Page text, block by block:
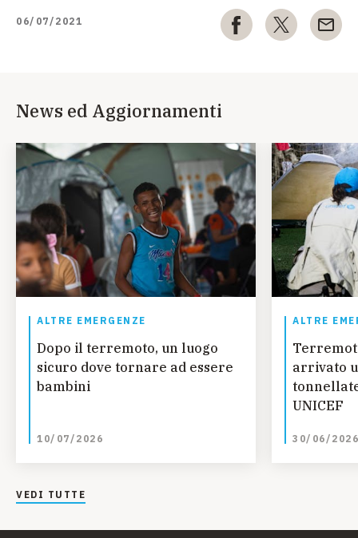
06/07/2021
News ed Aggiornamenti
ALTRE EMERGENZE
Dopo il terremoto, un luogo
sicuro dove tornare ad essere
bambini
10/07/2026
ALTRE
arrivato
UNICEF
30/06/2026
VEDI TUTTE